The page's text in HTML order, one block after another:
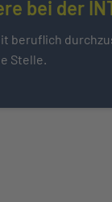
vor Ort
bei der
beruflich
Stelle.